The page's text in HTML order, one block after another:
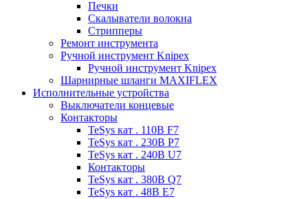
Печки
Скалыватели волокна
Стрипперы
Ремонт инструмента
Ручной инструмент Knipex
Ручной инструмент Knipex
Шарнирные шланги MAXIFLEX
Исполнительные устройства
Выключатели концевые
Контакторы
TeSys кат . 110В F7
TeSys кат . 230В P7
TeSys кат . 240В U7
Контакторы
TeSys кат . 380В Q7
TeSys кат . 48В E7